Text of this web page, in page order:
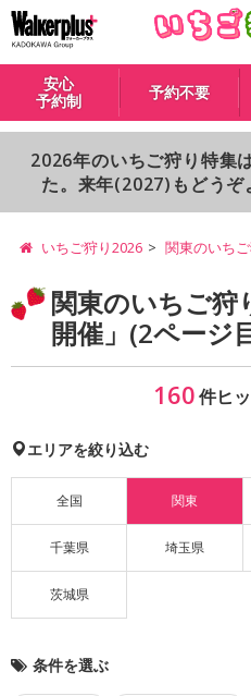
安心
予約制
予約不要
2026年のいちご狩り特集
た。来年(2027)もどうぞ
いちご狩り2026 関東のいちご
関東のいちご狩
開催」(2ページ
160件ヒ
エリアを絞り込む
全国 関東
千葉県 埼玉県
茨城県
条件を選ぶ